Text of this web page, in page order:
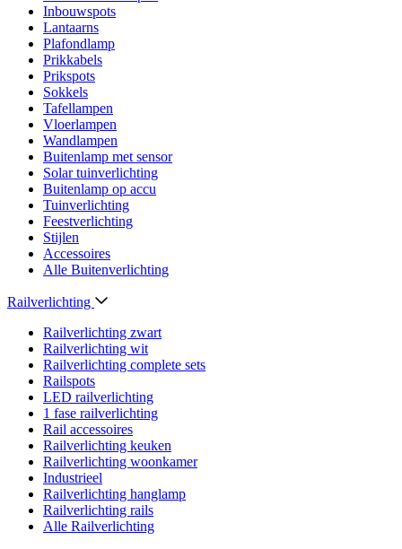
Inbouwspots
Lantaarns
Plafondlamp
Prikkabels
Prikspots
Sokkels
Tafellampen
Vloerlampen
Wandlampen
Buitenlamp met sensor
Solar tuinverlichting
Buitenlamp op accu
Tuinverlichting
Feestverlichting
Stijlen
Accessoires
Alle Buitenverlichting
Railverlichting
Railverlichting zwart
Railverlichting wit
Railverlichting complete sets
Railspots
LED railverlichting
1 fase railverlichting
Rail accessoires
Railverlichting keuken
Railverlichting woonkamer
Industrieel
Railverlichting hanglamp
Railverlichting rails
Alle Railverlichting